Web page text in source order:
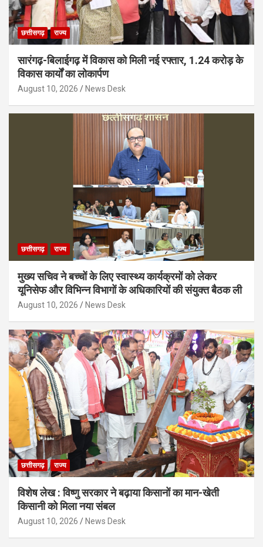
छत्तीसगढ़ राज्य
सारंगढ़-बिलाईगढ़ में विकास को मिली नई रफ्तार, 1.24 करोड़ के
विकास कार्यों का लोकार्पण
August 10, 2026 News Desk
छत्तीसगढ़ राज्य
मुख्य सचिव ने बच्चों के लिए स्वास्थ्य कार्यक्रमों को लेकर
यूनिसेफ और विभिन्न विभागों के अधिकारियों की संयुक्त बैठक ली
August 10, 2026 News Desk
छत्तीसगढ़ राज्य
विशेष लेख : विष्णु सरकार ने बढ़ाया किसानों का मान-खेती
किसानी को मिला नया संबल
August 10, 2026 News Desk